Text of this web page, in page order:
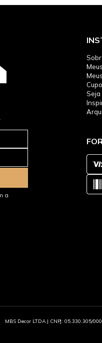
a
Seja
MBS Decor LTDA | CNPJ: 05.330.305/